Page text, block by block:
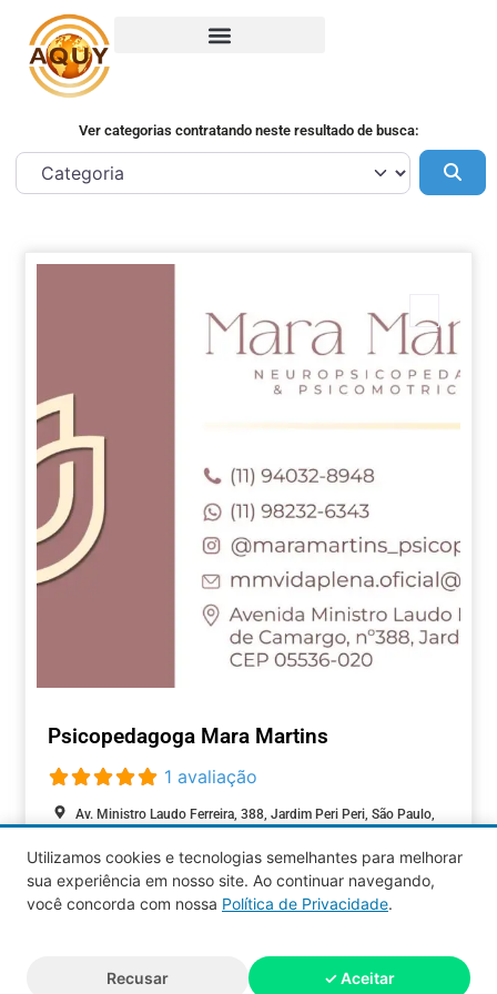
Ver categorias contratando neste resultado de busca:
Psicopedagoga Mara Martins
1 avaliação
Av. Ministro Laudo Ferreira, 388, Jardim Peri Peri, São Paulo,
EDUCAÇÃO Fechado agora:
reservados.
Utilizamos cookies e tecnologias semelhantes para melhorar
sua experiência em nosso site. Ao continuar navegando,
você concorda com nossa Política de Privacidade.
Recusar ✓ Aceitar